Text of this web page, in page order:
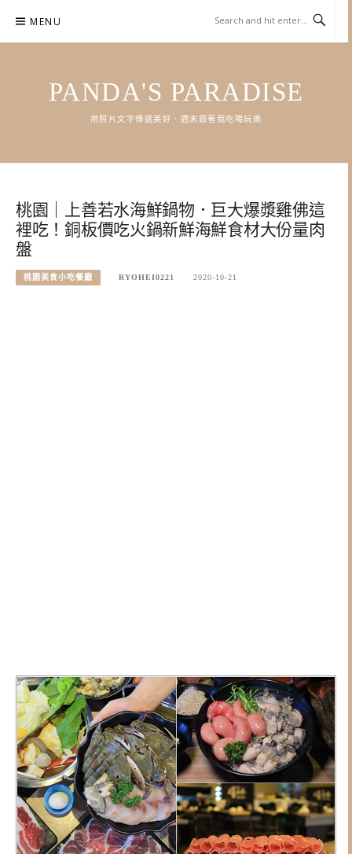
content
MENU
PANDA'S PARADISE
用照片文字傳遞美好．週末跟著我吃喝玩樂
桃園｜上善若水海鮮鍋物．巨大爆漿雞佛這
裡吃！銅板價吃火鍋新鮮海鮮食材大份量肉
盤
桃園美食小吃餐廳 RYOHEI0221 2020-10-21